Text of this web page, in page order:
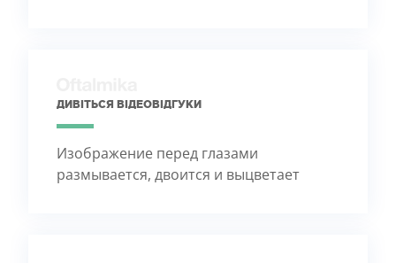
ДИВІТЬСЯ ВІДЕОВІДГУКИ
Изображение перед глазами
размывается, двоится и выцветает